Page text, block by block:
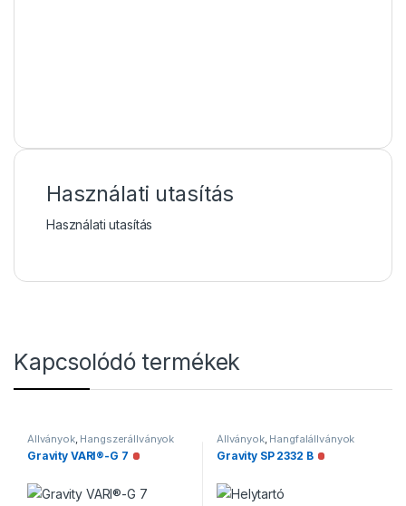
Használati utasítás
Használati utasítás
Kapcsolódó termékek
Állványok, Hangszerállványok
Gravity VARI®-G 7 Nincs raktáron
Állványok, Hangfalállványok
Gravity SP 2332 B Nincs raktáron